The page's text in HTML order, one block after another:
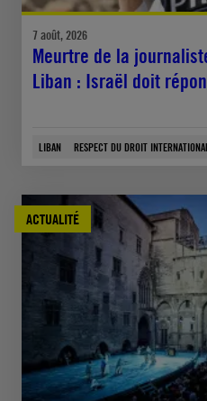
7 août, 2026
Meurtre de la
Liban : Israël doit
LIBAN RESPECT DU DROIT
ACTUALITÉ